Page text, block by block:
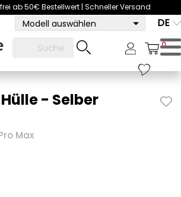
ab 50€ Bestellwert | Schneller Versand
DE
Modell auswählen
0
- Selber
Max